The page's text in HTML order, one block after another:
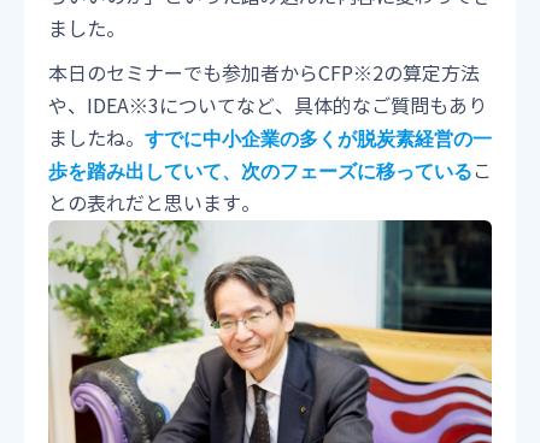
ました。
本日のセミナーでも参加者からCFP※2の算定方法
や、IDEA※3についてなど、具体的なご質問もあり
ましたね。 すでに中小企業の多くが脱炭素経営の一
歩を踏み出していて、次のフェーズに移っている こ
との表れだと思います。